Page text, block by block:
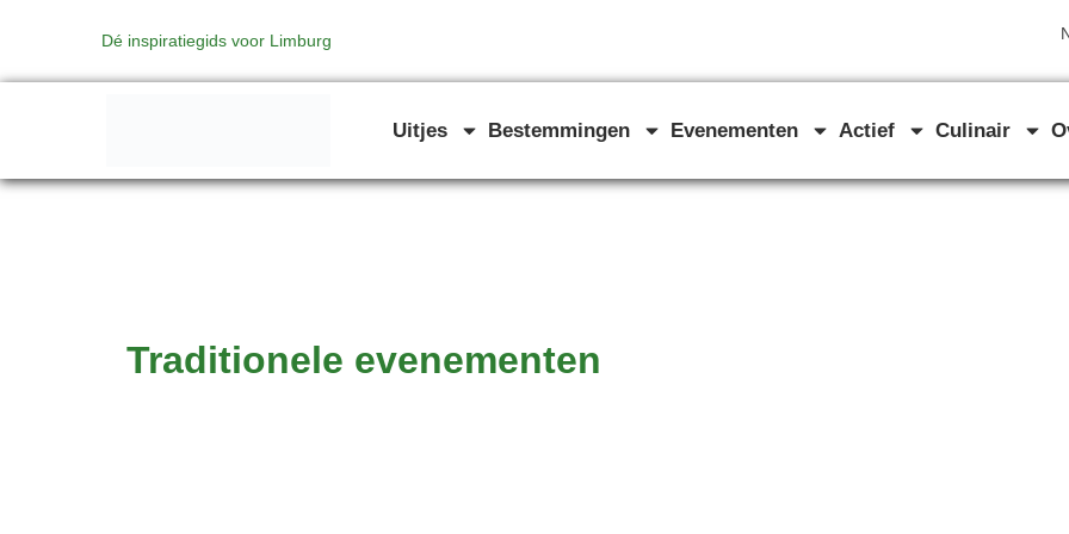
de
Dé inspiratiegids voor Limburg
Uitjes Bestemmingen Evenementen Actief Culinair
Traditionele evenementen
naar: